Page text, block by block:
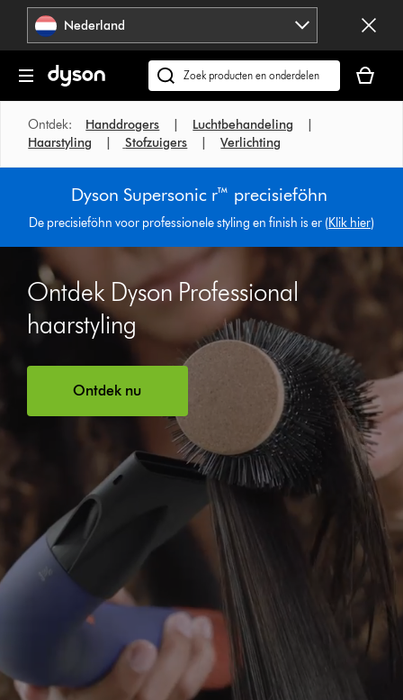
Navigatie
overslaan
Nederland
Zoek
op
dyson.nl
is
Ontdek: Handdrogers Luchtbehandeling
Haarstyling
Stofzuigers |Verlichting
Dyson Supersonic r™ precisieföhn
De precisieföhn voor professionele styling en finish is er (Klik hier)
Ontdek Dyson Professional
haarstyling
Ontdek nu